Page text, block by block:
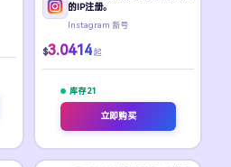
的IP注册。
Instagram 新号
$3.0414 起
库存 21
立即购买